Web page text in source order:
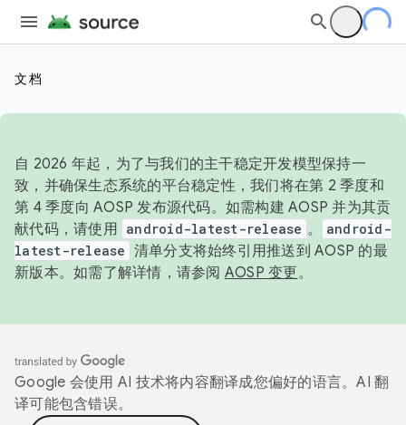
文档
自 2026 年起，为了与我们的主干稳定开发模型保持一
致，并确保生态系统的平台稳定性，我们将在第 2 季度和
第 4 季度向 AOSP 发布源代码。如需构建 AOSP 并为其贡
献代码，请使用 android-latest-release 。
android-
latest-release 清单分支将始终引用推送到 AOSP 的最
新版本。如需了解详情，请参阅 AOSP 变更。
Google 会使用 AI 技术将内容翻译成您偏好的语言。AI 翻
译可能包含错误。